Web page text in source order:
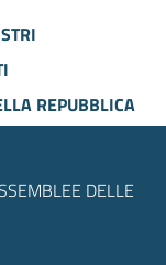
REPUBBLICA
DELLE